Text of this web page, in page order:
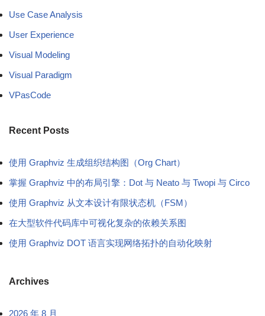
Use Case Analysis
User Experience
Visual Modeling
Visual Paradigm
VPasCode
Recent Posts
使用 Graphviz 生成组织结构图（Org Chart）
掌握 Graphviz 中的布局引擎：Dot 与 Neato 与 Twopi 与 Circo
使用 Graphviz 从文本设计有限状态机（FSM）
在大型软件代码库中可视化复杂的依赖关系图
使用 Graphviz DOT 语言实现网络拓扑的自动化映射
Archives
2026 年 8 月